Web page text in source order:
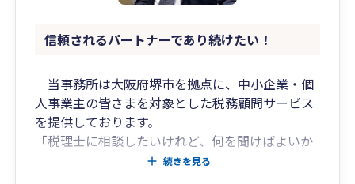
信頼されるパートナーであり続けたい！
当事務所は大阪府堺市を拠点に、中小企業・個
人事業主の皆さまを対象とした税務顧問サービス
を提供しております。
「税理士に相談したいけれど、何を聞けばよいか
わからない」という方でも安心してご相談いただ
続きを見る